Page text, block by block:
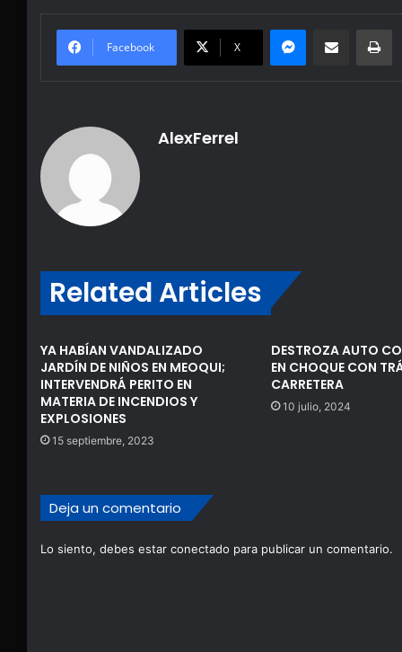
Facebook X
Messenger
Share via Email
AlexFerrel
Related Articles
YA HABÍAN VANDALIZADO
JARDÍN DE NIÑOS EN MEOQUI;
INTERVENDRÁ PERITO EN
MATERIA DE INCENDIOS Y
EXPLOSIONES
15 septiembre, 2023
DESTROZA AUTO
EN CHOQUE CON
CARRETERA
10 julio, 2024
Deja un comentario
Lo siento, debes estar conectado para publicar un comentario.